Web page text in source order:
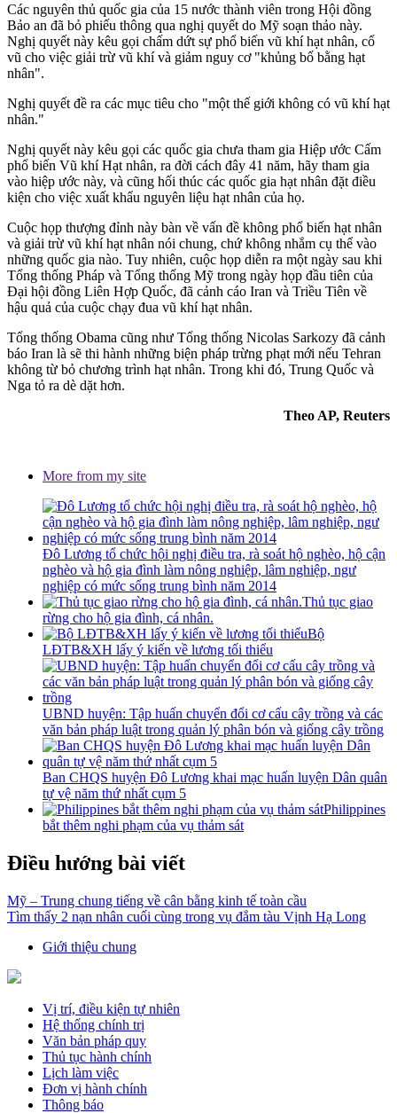
Các nguyên thủ quốc gia của 15 nước thành viên trong Hội đồng
Bảo an đã bỏ phiếu thông qua nghị quyết do Mỹ soạn thảo này.
Nghị quyết này kêu gọi chấm dứt sự phổ biến vũ khí hạt nhân, cổ
vũ cho việc giải trừ vũ khí và giảm nguy cơ "khủng bố bằng hạt
nhân".
Nghị quyết đề ra các mục tiêu cho "một thế giới không có vũ khí hạt
nhân."
Nghị quyết này kêu gọi các quốc gia chưa tham gia Hiệp ước Cấm
phổ biến Vũ khí Hạt nhân, ra đời cách đây 41 năm, hãy tham gia
vào hiệp ước này, và cũng hối thúc các quốc gia hạt nhân đặt điều
kiện cho việc xuất khẩu nguyên liệu hạt nhân của họ.
Cuộc họp thượng đỉnh này bàn về vấn đề không phổ biến hạt nhân
và giải trừ vũ khí hạt nhân nói chung, chứ không nhắm cụ thể vào
những quốc gia nào. Tuy nhiên, cuộc họp diễn ra một ngày sau khi
Tổng thống Pháp và Tổng thống Mỹ trong ngày họp đầu tiên của
Đại hội đồng Liên Hợp Quốc, đã cảnh cáo Iran và Triều Tiên về
hậu quả của cuộc chạy đua vũ khí hạt nhân.
Tổng thống Obama cũng như Tổng thống Nicolas Sarkozy đã cảnh
báo Iran là sẽ thi hành những biện pháp trừng phạt mới nếu Tehran
không từ bỏ chương trình hạt nhân. Trong khi đó, Trung Quốc và
Nga tỏ ra dè dặt hơn.
Theo AP, Reuters
More from my site
Đô Lương tổ chức hội nghị điều tra, rà soát hộ nghèo, hộ cận
nghèo và hộ gia đình làm nông nghiệp, lâm nghiệp, ngư
nghiệp có mức sống trung bình năm 2014
Thủ tục giao
rừng cho hộ gia đình, cá nhân.
Bộ
LĐTB&XH lấy ý kiến về lương tối thiểu
UBND huyện: Tập huấn chuyển đổi cơ cấu cây trồng và các
văn bản pháp luật trong quản lý phân bón và giống cây trồng
Ban CHQS huyện Đô Lương khai mạc huấn luyện Dân quân
tự vệ năm thứ nhất cụm 5
Philippines
bắt thêm nghi phạm của vụ thảm sát
Điều hướng bài viết
Mỹ – Trung chung tiếng về cân bằng kinh tế toàn cầu
Tìm thấy 2 nạn nhân cuối cùng trong vụ đắm tàu Vịnh Hạ Long
Giới thiệu chung
Vị trí, điều kiện tự nhiên
Hệ thống chính trị
Văn bản pháp quy
Thủ tục hành chính
Lịch làm việc
Đơn vị hành chính
Thông báo